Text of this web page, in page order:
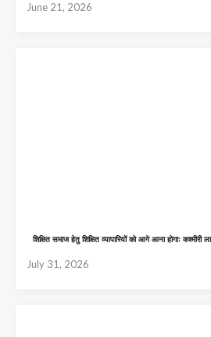
June 21, 2026
शिक्षित समाज हेतु शिक्षित व्यापारियों को आगे आना होगाः कश्मीरी
July 31, 2026